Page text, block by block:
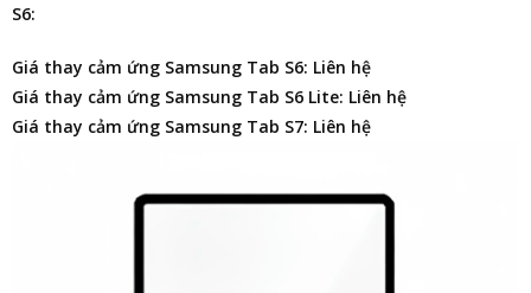
S6:
Giá thay cảm ứng Samsung Tab S6: Liên hệ
Giá thay cảm ứng Samsung Tab S6 Lite: Liên hệ
Giá thay cảm ứng Samsung Tab S7: Liên hệ